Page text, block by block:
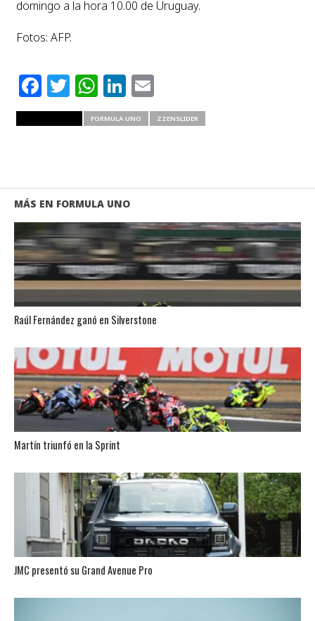
domingo a la hora 10.00 de Uruguay.
Fotos: AFP.
Facebook
Twitter
WhatsApp
LinkedIn
Email
FORMULA UNO ZZENSLIDER
MÁS EN FORMULA UNO
Raúl Fernández ganó en Silverstone
Martín triunfó en la Sprint
JMC presentó su Grand Avenue Pro